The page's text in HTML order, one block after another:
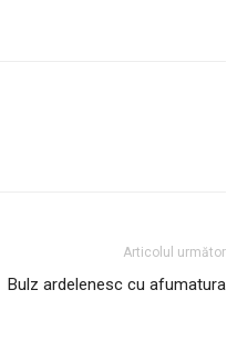
Articolul următor
Bulz ardelenesc cu afumatura